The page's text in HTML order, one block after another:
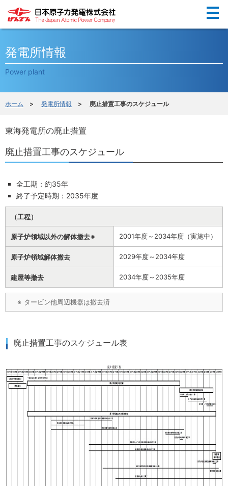
Menu
発電所情報
Power plant
ホーム > 発電所情報 > 廃止措置工事のスケジュール
東海発電所の廃止措置
廃止措置工事のスケジュール
全工期：約35年
終了予定時期：2035年度
（工程）
原子炉領域以外の解体撤去※ 2001年度～2034年度（実施中）
原子炉領域解体撤去 2029年度～2034年度
建屋等撤去 2034年度～2035年度
※ タービン他周辺機器は撤去済
廃止措置工事のスケジュール表